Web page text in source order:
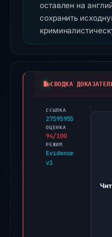
оставлен на
сохранить
СВОДКА
ССЫЛКА
27595955
ОЦЕНКА
94/100
РЕЖИМ
Evidence
v1
14,